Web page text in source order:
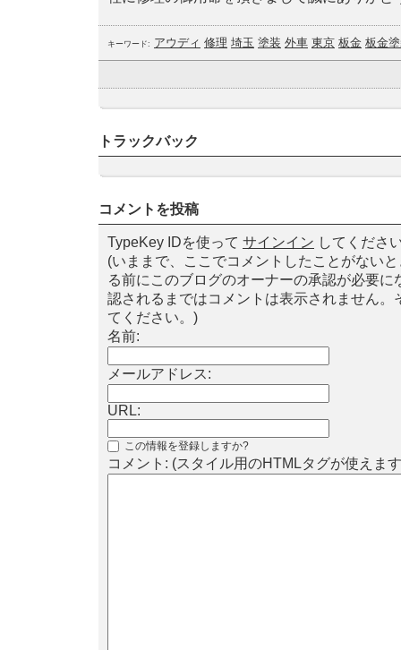
キーワード: アウディ 修理 埼玉 塗装 外車 東京 板金 板金
トラックバック
コメントを投稿
TypeKey IDを使って サインイン してくださ
(いままで、ここでコメントしたことがない
る前にこのブログのオーナーの承認が必要に
認されるまではコメントは表示されません。
てください。)
名前:
メールアドレス:
URL:
この情報を登録しますか?
コメント: (スタイル用のHTMLタグが使えま